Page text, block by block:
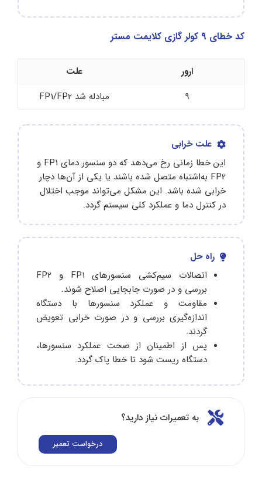
کد خطای 9 کولر گازی کلایمت مستر
ارور
علت
9
مبادله شد FP1/FP2
علت خرابی
این خطا زمانی رخ می‌دهد که دو سنسور دمای FP1 و
FP2 به‌اشتباه متصل شده باشند یا یکی از آن‌ها دچار
خرابی شده باشد. این مشکل می‌تواند موجب اختلال
در کنترل دما و عملکرد کلی سیستم گردد.
راه حل
اتصالات سیم‌کشی سنسورهای FP1 و FP2
بررسی و در صورت جابجایی اصلاح شوند.
مقاومت و عملکرد سنسورها با دستگاه
اندازه‌گیری بررسی و در صورت خرابی تعویض
گردند.
پس از اطمینان از صحت عملکرد سنسورها،
دستگاه ریست شود تا خطا پاک گردد.
به تعمیرات نیاز دارید؟
درخواست تعمیر